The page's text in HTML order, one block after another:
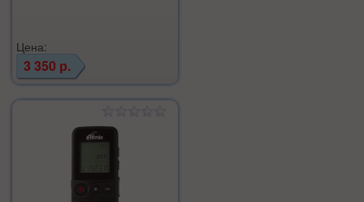
Цена:
3 350 р.